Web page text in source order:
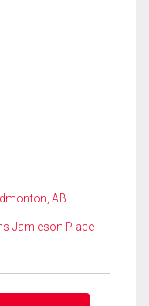
AB
Jamieson Place